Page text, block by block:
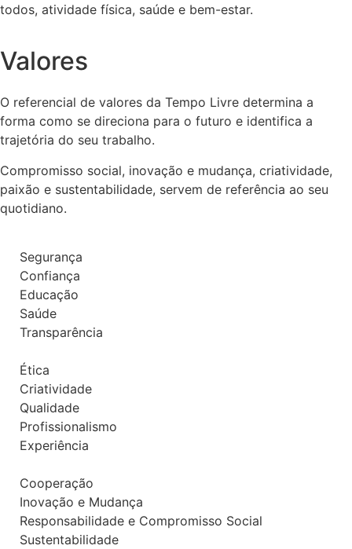
todos, atividade física, saúde e bem-estar.
Valores
O referencial de valores da Tempo Livre determina a
forma como se direciona para o futuro e identifica a
trajetória do seu trabalho.
Compromisso social, inovação e mudança, criatividade,
paixão e sustentabilidade, servem de referência ao seu
quotidiano.
Segurança
Confiança
Educação
Saúde
Transparência
Ética
Criatividade
Qualidade
Profissionalismo
Experiência
Cooperação
Inovação e Mudança
Responsabilidade e Compromisso Social
Sustentabilidade